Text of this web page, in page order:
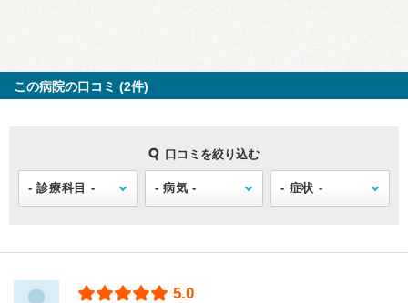
この病院の口コミ (2件)
口コミを絞り込む
5.0